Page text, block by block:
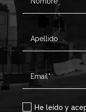
He leído y